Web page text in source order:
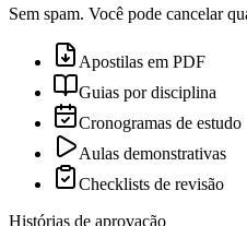
Sem spam. Você pode cancelar
Apostilas em PDF
Guias por disciplina
Cronogramas de estudo
Aulas demonstrativas
Checklists de revisão
Histórias de aprovação